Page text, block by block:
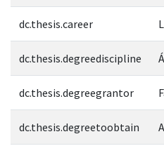
dc.thesis.career
dc.thesis.degreediscipline
dc.thesis.degreegrantor
dc.thesis.degreetoobtain